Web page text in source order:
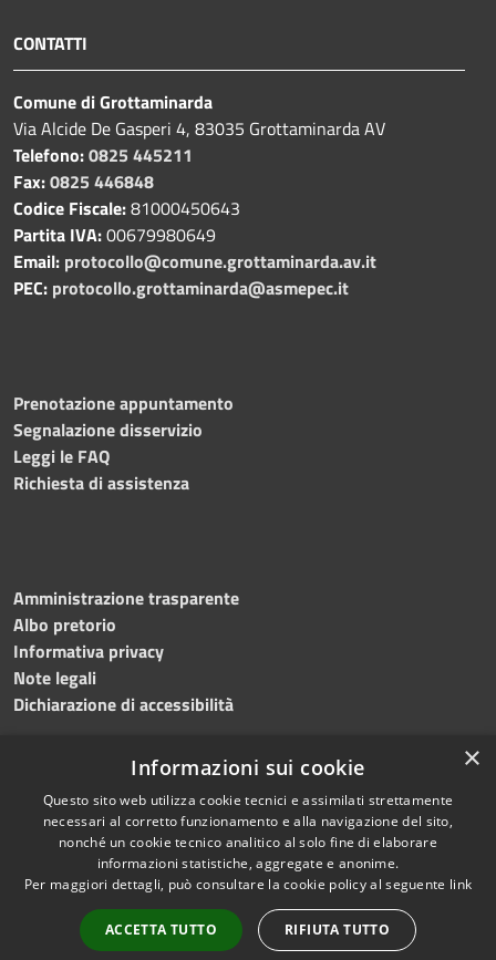
CONTATTI
Comune di Grottaminarda
Via Alcide De Gasperi 4, 83035 Grottaminarda AV
Telefono:0825 445211
Fax:0825 446848
Codice Fiscale:81000450643
Partita IVA:00679980649
Email: protocollo@comune.grottaminarda.av.it
PEC: protocollo.grottaminarda@asmepec.it
Prenotazione appuntamento
Segnalazione disservizio
Leggi le FAQ
Richiesta di assistenza
Amministrazione trasparente
Albo pretorio
Informativa privacy
Note legali
Dichiarazione di accessibilità
RSS
Accessibilità
Cookie
Mappa del sito
Numeri utili
Copyright © 2024 •
Comune diGrottaminarda
• Powered byMunicipium
•Redazione
×
Informazioni sui cookie
Questo sito web utilizza cookie tecnici e assimilati strettamente
necessari al corretto funzionamento e alla navigazione del sito,
nonché un cookie tecnico analitico al solo fine di elaborare
informazioni statistiche, aggregate e anonime.
Per maggiori dettagli, può consultare la cookie policy al seguente link
ACCETTA TUTTO RIFIUTA TUTTO